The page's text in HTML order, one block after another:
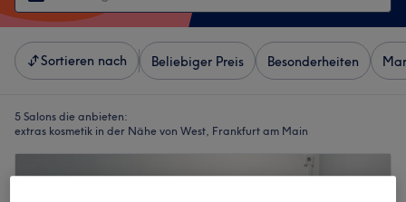
Sortieren nach Beliebiger Preis Besonderheiten
5 Salons die anbieten:
extras kosmetik in der Nähe von West, Frankfurt am Main